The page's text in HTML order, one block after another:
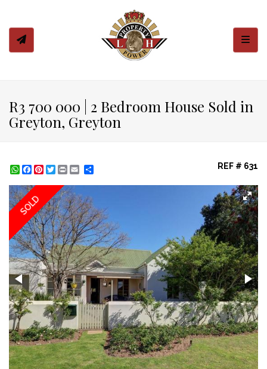
R3 700 000 | 2 Bedroom House Sold in
Greyton, Greyton
WhatsApp
Facebook
Pinterest
Twitter
Print REF # 631
SOLD